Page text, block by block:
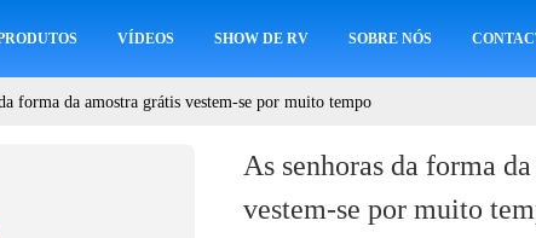
VÍDEOS SHOW DE RV SOBRE NÓS
forma da amostra grátis vestem-se por muito tempo
As senhoras da forma
vestem-se por muito